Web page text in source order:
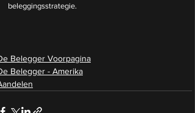
beleggingsstrategie.
Belegger Voorpagina
Belegger - Amerika